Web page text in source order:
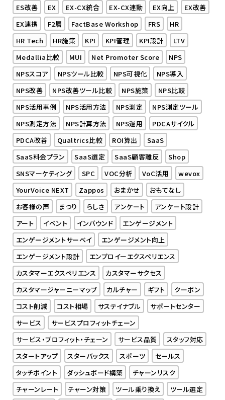
ES改善
EX EX-CX統合 EX-CX連動 EX向上
EX改善
EX連携
F2層 FactBase Workshop FRS
HR
HR Tech
HR施策 KPI KPI管理 KPI設計
LTV
Medallia比較
MUI Net Promoter Score
NPS
NPSスコア
NPSツール比較 NPS可視化
NPS導入
NPS改善
NPS改善ツール比較 NPS施策
NPS比較
NPS活用事例
NPS活用方法 NPS測定
NPS測定ツール
NPS測定方法
NPS計算方法 NPS運用
PDCAサイクル
PDCA改善
Qualtrics比較 ROI算出
SaaS
SaaS料金プラン
SaaS選定 SaaS顧客離反
Shop
SNSマーケティング
SPC VOC分析 VoC活用
wevox
YourVoice NEXT
Zappos おまかせ
おもてなし
お客様の声
まつり らしさ アンケート
アンケート設計
アート
イベント インバウンド
エンゲージメント
エンゲージメントサーベイ
エンゲージメント向上
エンゲージメント設計
エンプロイーエクスペリエンス
カスタマーエクスペリエンス
カスタマーサクセス
カスタマージャーニーマップ
カルチャー ギフト
クーポン
コスト削減
コスト相場 サステイナブル
サポートセンター
サービス
サービスプロフィットチェーン
サービス・プロフィット・チェーン
サービス品質
スタッフ対応
スタートアップ
スターバックス スポーツ
セールス
タッチポイント
ダッシュボード構築
チャーンリスク
チャーンレート
チャーン対策 ツール乗り換え
ツール選定